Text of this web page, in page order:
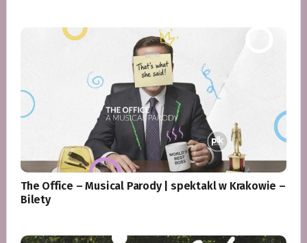
The Office – Musical Parody | spektakl w Krakowie –
Bilety